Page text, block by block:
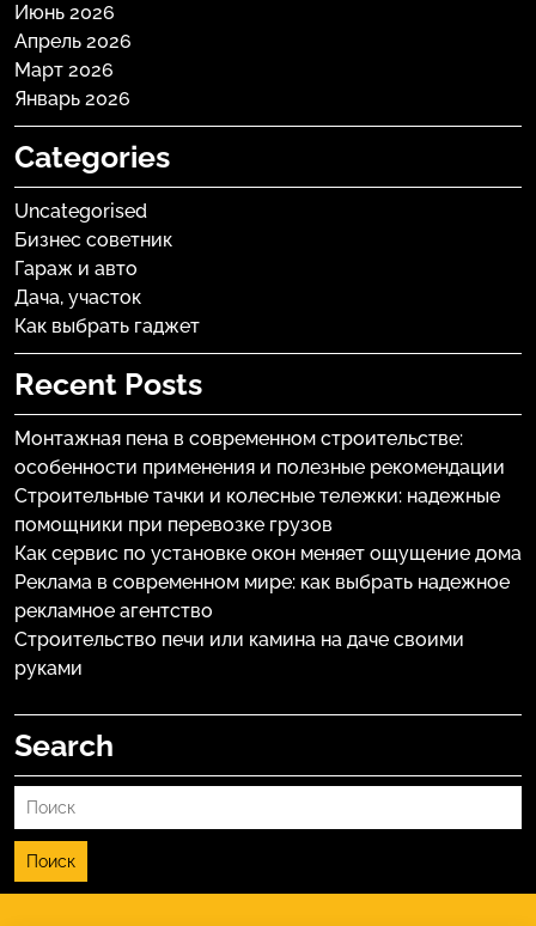
Июнь 2026
Апрель 2026
Март 2026
Январь 2026
Categories
Uncategorised
Бизнес советник
Гараж и авто
Дача, участок
Как выбрать гаджет
Recent Posts
Монтажная пена в современном строительстве:
особенности применения и полезные рекомендации
Строительные тачки и колесные тележки: надежные
помощники при перевозке грузов
Как сервис по установке окон меняет ощущение дома
Реклама в современном мире: как выбрать надежное
рекламное агентство
Строительство печи или камина на даче своими
руками
Search
Поиск